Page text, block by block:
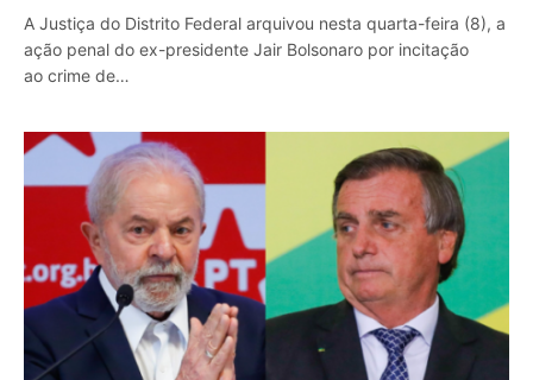
A Justiça do Distrito Federal arquivou nesta quarta-feira (8), a
ação penal do ex-presidente Jair Bolsonaro por incitação
ao crime de…